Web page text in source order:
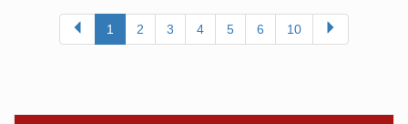
1 2 3 4 5 6 10